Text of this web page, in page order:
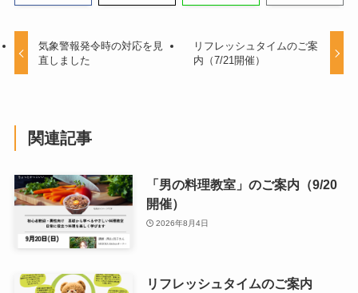
気象警報発令時の対応を見
直しました
リフレッシュタイムのご案
内（7/21開催）
関連記事
「男の料理教室」のご案内（9/20
開催）
2026年8月4日
リフレッシュタイムのご案内